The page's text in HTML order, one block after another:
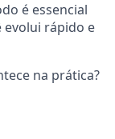
é essencial
evolui rápido e
na prática?